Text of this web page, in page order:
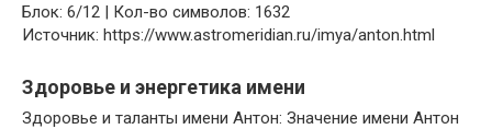
Блок: 6/12 | Кол-во символов: 1632
Источник: https://www.astromeridian.ru/imya/anton.html
Здоровье и энергетика имени
Здоровье и таланты имени Антон: Значение имени Антон